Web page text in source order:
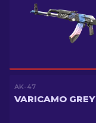
AK-47
VARICAMO GREY